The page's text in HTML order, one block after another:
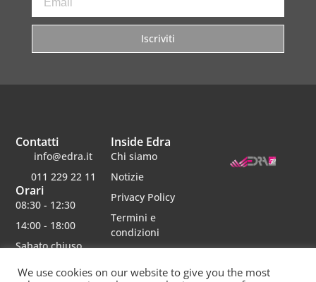
Iscriviti
Inside Edra
Chi siamo
Notizie
Privacy Policy
Termini e
condizioni
Lavora con noi
Contatti
info@edra.it
011 229 22 11
Orari
08:30 - 12:30
14:00 - 18:00
Sabato chiuso
We use cookies on our website to give you the most